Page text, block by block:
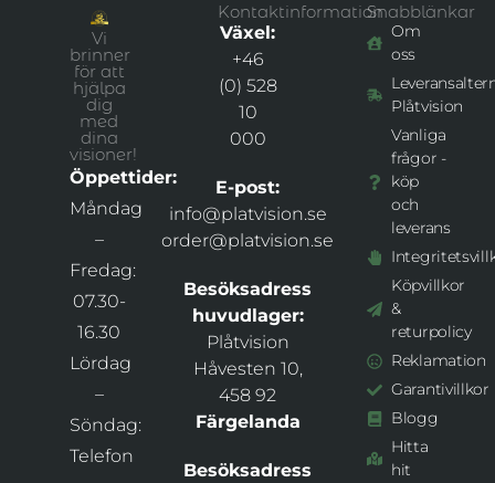
Vi
brinner
för att
hjälpa
dig
med
dina
visioner!
Öppettider:
Måndag
–
Fredag:
07.30-
16.30
Lördag
–
Söndag:
Telefon
Kontaktinformation
Växel:
+46
(0) 528
10
000
E-post:
info@platvision.se
order@platvision.se
Besöksadress
huvudlager:
Plåtvision
Håvesten 10,
458 92
Färgelanda
Besöksadress
Snabblänkar
Om
oss
Plåtvision
Vanliga
frågor -
köp
och
leverans
Köpvillkor
&
returpolicy
Reklamation
Garantivillkor
Blogg
Hitta
hit